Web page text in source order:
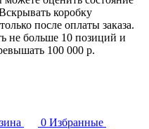
коробку
после оплаты заказа.
не больше 10 позиций и
100 000 р.
0 Избранные